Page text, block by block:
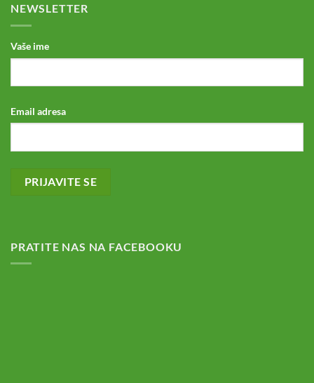
NEWSLETTER
Vaše ime
Email adresa
PRATITE NAS NA FACEBOOKU